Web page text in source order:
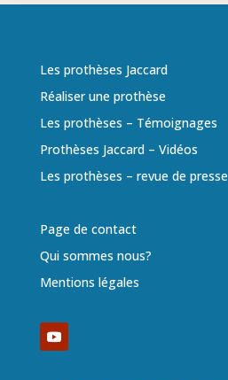
Les prothèses Jaccard
Réaliser une prothèse
Les prothèses – Témoignages
Prothèses Jaccard – Vidéos
Les prothèses – revue de presse
Page de contact
Qui sommes nous?
Mentions légales